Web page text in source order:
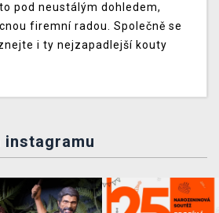
pod neustálým dohledem,
firemní radou. Společně se
i ty nejzapadlejší kouty
instagramu